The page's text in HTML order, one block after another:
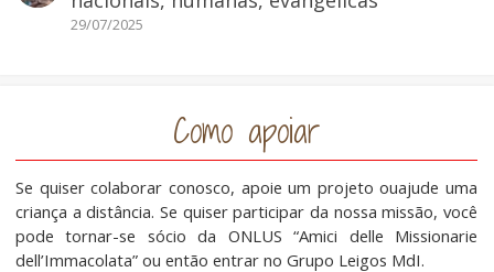
29/07/2025
Como apoiar
Se quiser colaborar conosco, apoie um projeto ouajude uma
criança a distância. Se quiser participar da nossa missão, você
pode tornar-se sócio da ONLUS “Amici delle Missionarie
dell’Immacolata” ou então entrar no Grupo Leigos MdI.